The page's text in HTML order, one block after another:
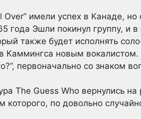
имели успех в Канаде, но
года Эшли покинул группу, и
также будет исполнять
Каммингса новым
первоначально со знаком
The Guess Who вернулись
которого, по довольно